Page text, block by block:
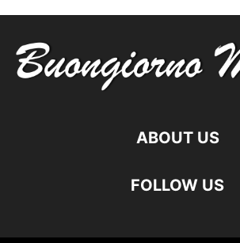
ABOUT US
FOLLOW US